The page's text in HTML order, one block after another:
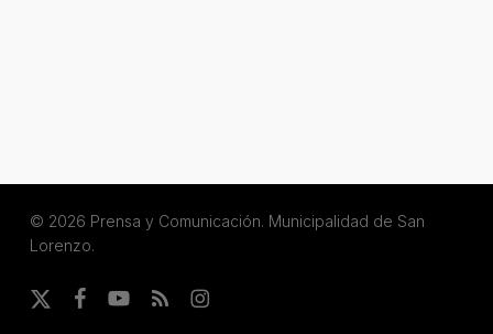
© 2026 Prensa y Comunicación. Municipalidad de San
Lorenzo.
x-
facebookyoutube
RSS instagram